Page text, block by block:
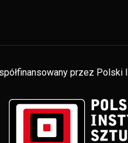
przez Polski